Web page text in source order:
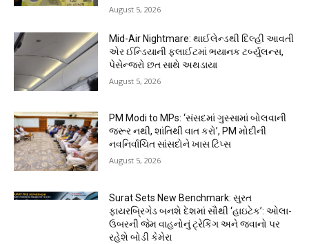
August 5, 2026
Mid-Air Nightmare: થાઈલેન્ડથી દિલ્હી આવતી
એર ઈન્ડિયાની ફ્લાઈટમાં ભયાનક ટર્બ્યુલન્સ,
પેસેન્જરો છત સાથે અથડાયા
August 5, 2026
PM Modi to MPs: ‘સંસદમાં ગુસ્સામાં બોલવાની
જરૂર નથી, શાંતિથી વાત કરો’, PM મોદીની
નવનિર્વાચિત સાંસદોને ખાસ ટિપ્સ
August 5, 2026
Surat Sets New Benchmark: સુરત
ફાયરબ્રિગેડ બનશે દેશમાં સૌથી ‘હાઇટેક’: ઓલા-
ઉબરની જેમ વાહનોનું ટ્રેકિંગ અને જવાનો પર
રહેશે બોડી કેમેરા